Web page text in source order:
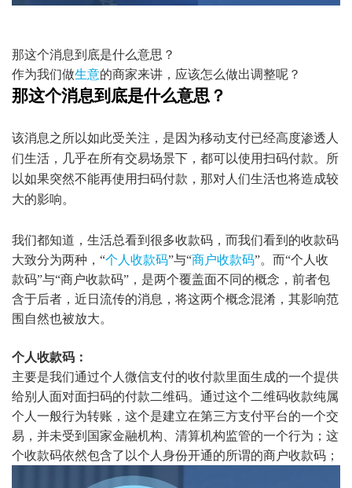
那这个消息到底是什么意思？
作为我们做生意的商家来讲，应该怎么做出调整呢？
那这个消息到底是什么意思？
该消息之所以如此受关注，是因为移动支付已经高度渗透人
们生活，几乎在所有交易场景下，都可以使用扫码付款。所
以如果突然不能再使用扫码付款，那对人们生活也将造成较
大的影响。
我们都知道，生活总看到很多收款码，而我们看到的收款码
大致分为两种， “个人收款码”与“商户收款码”。而“个人收
款码”与“商户收款码”，是两个覆盖面不同的概念，前者包
含于后者，近日流传的消息，将这两个概念混淆，其影响范
围自然也被放大。
个人收款码：
主要是我们通过个人微信支付的收付款里面生成的一个提供
给别人面对面扫码的付款二维码。通过这个二维码收款纯属
个人一般行为转账，这个是建立在第三方支付平台的一个交
易，并未受到国家金融机构、清算机构监管的一个行为；这
个收款码依然包含了以个人身份开通的所谓的商户收款码；